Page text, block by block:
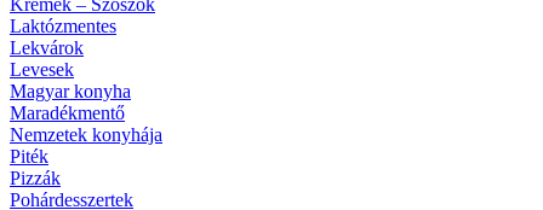
Krémek – Szószok
Laktózmentes
Lekvárok
Levesek
Magyar konyha
Maradékmentő
Nemzetek konyhája
Piték
Pizzák
Pohárdesszertek